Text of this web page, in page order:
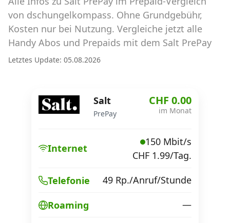
Abos für Tablets, Hotspots und Smart
Watches
Tarifrechner Handy-Abo
Der gute alte Tarifrechner im neuen Design
Alle Anbieter
Roaming-Tarife abfragen
Handy-Abo-Aktionen
Handy-Abo kündigen oder
wechseln
von dschungelkompass. Ohne Grundgebühr,
Kosten nur bei Nutzung. Vergleiche jetzt alle
Handy Abos und Prepaids mit dem Salt PrePay
Letztes Update: 05.08.2026
Salt
PrePay
CHF 0.00
im Monat
Internet
150 Mbit/s
CHF 1.99/Tag.
Telefonie 49 Rp./Anruf/Stunde
Roaming —